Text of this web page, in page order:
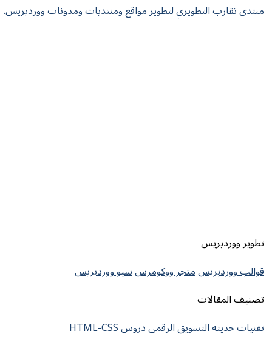
منتدى تقارب التطويري لتطوير مواقع ومنتديات ومدونات ووردبريس.
تطوير ووردبريس
قوالب ووردبريسمتجر ووكومرسسيو ووردبريس
تصنيف المقالات
تقنيات حديثهالتسويق الرقميدروس HTML-CSS